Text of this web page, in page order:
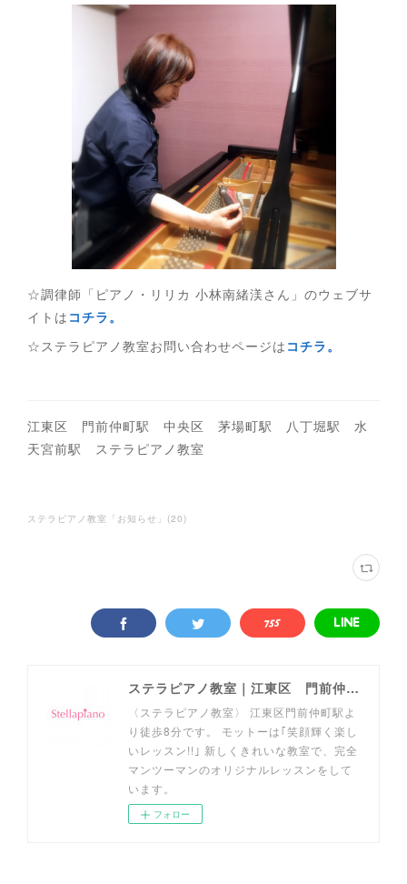
☆調律師「ピアノ・リリカ 小林南緒渼さん」のウェブサ
イトは コチラ。
☆ステラピアノ教室お問い合わせページは コチラ。
江東区 門前仲町駅 中央区 茅場町駅 八丁堀駅 水
天宮前駅 ステラピアノ教室
ステラピアノ教室「お知らせ」 (20)
ステラピアノ教室｜江東区 門前仲町駅
〈ステラピアノ教室〉 江東区門前仲町駅よ
り徒歩8分です。 モットーは｢笑顔輝く楽し
いレッスン!!｣ 新しくきれいな教室で、完全
マンツーマンのオリジナルレッスンをして
います。
フォロー